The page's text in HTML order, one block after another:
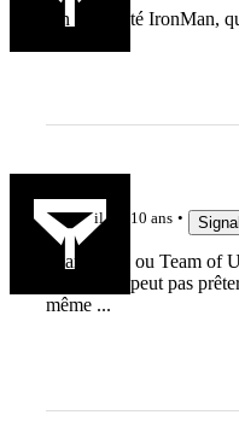
Un petit coté IronMan,
il y a 10 ans
Team of us ou Team of
couleur ne peut pas
même ...